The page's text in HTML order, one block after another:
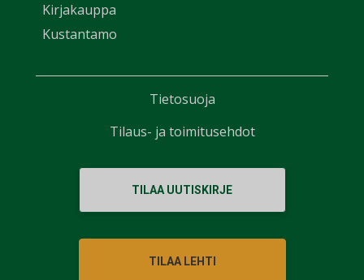
Kirjakauppa
Kustantamo
TILAA UUTISKIRJE
TILAA LEHTI
Tietosuoja
Tilaus- ja toimitusehdot